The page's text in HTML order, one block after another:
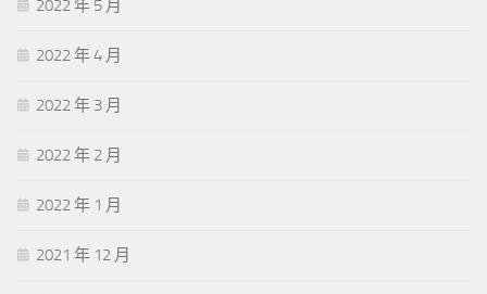
2022 年 5 月
2022 年 4 月
2022 年 3 月
2022 年 2 月
2022 年 1 月
2021 年 12 月